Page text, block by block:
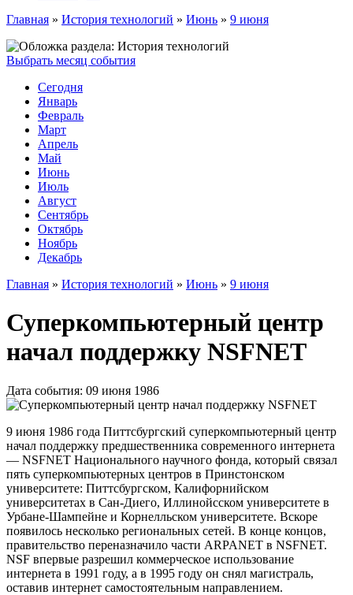
Главная » История технологий » Июнь » 9 июня
Выбрать месяц события
Сегодня
Январь
Февраль
Март
Апрель
Май
Июнь
Июль
Август
Сентябрь
Октябрь
Ноябрь
Декабрь
Главная » История технологий » Июнь » 9 июня
Суперкомпьютерный центр
начал поддержку NSFNET
Дата события: 09 июня 1986
9 июня 1986 года Питтсбургский суперкомпьютерный центр
начал поддержку предшественника современного интернета
— NSFNET Национального научного фонда, который связал
пять суперкомпьютерных центров в Принстонском
университете: Питтсбургском, Калифорнийском
университетах в Сан-Диего, Иллинойсском университете в
Урбане-Шампейне и Корнелльском университете. Вскоре
появилось несколько региональных сетей. В конце концов,
правительство переназначило части ARPANET в NSFNET.
NSF впервые разрешил коммерческое использование
интернета в 1991 году, а в 1995 году он снял магистраль,
оставив интернет самостоятельным направлением.